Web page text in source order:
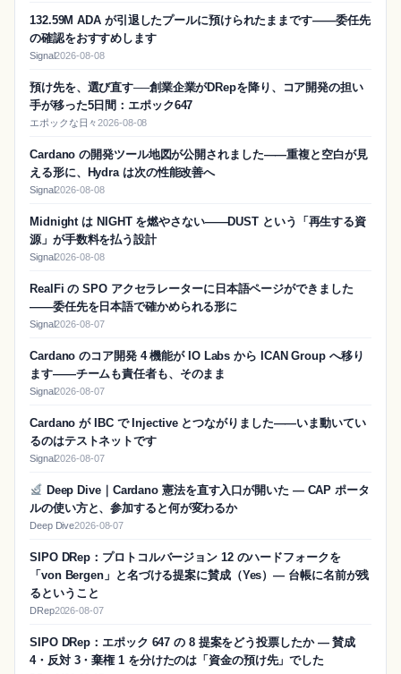
132.59M ADA が引退したプールに預けられたままです——委任先
の確認をおすすめします
Signal2026-08-08
預け先を、選び直す──創業企業がDRepを降り、コア開発の担い
手が移った5日間：エポック647
エポックな日々2026-08-08
Cardano の開発ツール地図が公開されました——重複と空白が見
える形に、Hydra は次の性能改善へ
Signal2026-08-08
Midnight は NIGHT を燃やさない——DUST という「再生する資
源」が手数料を払う設計
Signal2026-08-08
RealFi の SPO アクセラレーターに日本語ページができました
——委任先を日本語で確かめられる形に
Signal2026-08-07
Cardano のコア開発 4 機能が IO Labs から ICAN Group へ移り
ます——チームも責任者も、そのまま
Signal2026-08-07
Cardano が IBC で Injective とつながりました——いま動いてい
るのはテストネットです
Signal2026-08-07
Deep Dive｜Cardano 憲法を直す入口が開いた — CAP ポータ
ルの使い方と、参加すると何が変わるか
Deep Dive2026-08-07
SIPO DRep：プロトコルバージョン 12 のハードフォークを
「von Bergen」と名づける提案に賛成（Yes）― 台帳に名前が残
るということ
DRep2026-08-07
SIPO DRep：エポック 647 の 8 提案をどう投票したか ― 賛成
4・反対 3・棄権 1 を分けたのは「資金の預け先」でした